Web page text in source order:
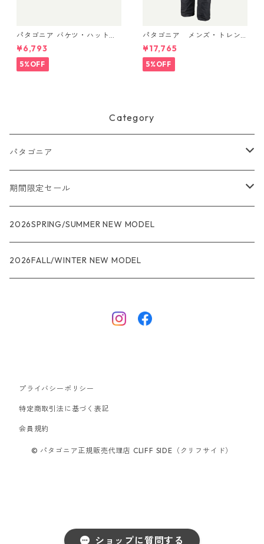
ショップに質問する
パタゴニア バケツ・ハット 3
3595 Text Logo: Birch Whit
e
¥6,793
5%OFF
パタゴニア メンズ・トレン
トシェル 3L・レイン・パンツ
（ショート） (カラー Black)
Patagonia Men's Torrentshe
ll 3L Rain Pants - Short 日本
¥17,765
5%OFF
Category
パタゴニア
メンズ
R1
R1エア
ウィメンズ
R1
ジャケット・アウター
スウェットシャツ・フーディ
ボードショーツ
期間限定セール
★★★
レインウェアー
2026SPRING/SUMMER NEW MODEL
2026FALL/WINTER NEW MODEL
プライバシーポリシー
特定商取引法に基づく表記
会員規約
© パタゴニア正規販売代理店 CLIFF SIDE（クリフサイド）